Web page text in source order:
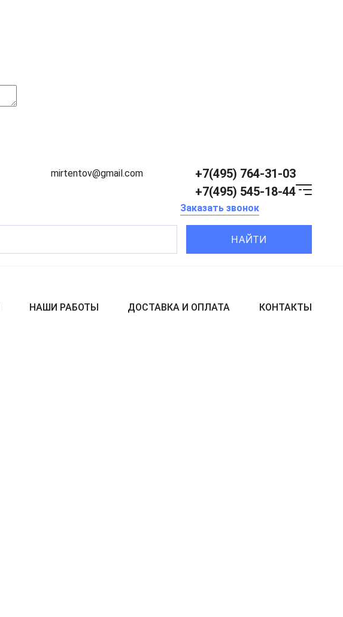
mirtentov@gmail.com
+7(495) 764-31-03
+7(495) 545-18-44
Заказать звонок
НАЙТИ
НАШИ РАБОТЫ ДОСТАВКА И ОПЛАТА КОНТАКТЫ